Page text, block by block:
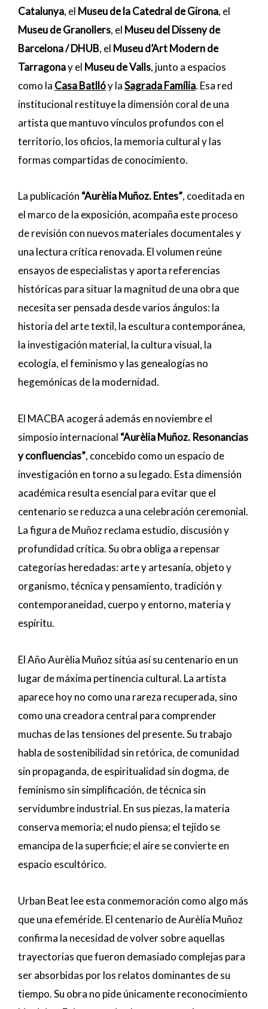
Catalunya, el Museu de la Catedral de Girona, el
Museu de Granollers, el Museu del Disseny de
Barcelona / DHUB, el Museu d’Art Modern de
Tarragonay el Museu de Valls, junto a espacios
como la Casa Batllóy laSagrada Família. Esa red
institucional restituye la dimensión coral de una
artista que mantuvo vínculos profundos con el
territorio, los oficios, la memoria cultural y las
formas compartidas de conocimiento.
La publicación “Aurèlia Muñoz. Entes”, coeditada en
el marco de la exposición, acompaña este proceso
de revisión con nuevos materiales documentales y
una lectura crítica renovada. El volumen reúne
ensayos de especialistas y aporta referencias
históricas para situar la magnitud de una obra que
necesita ser pensada desde varios ángulos: la
historia del arte textil, la escultura contemporánea,
la investigación material, la cultura visual, la
ecología, el feminismo y las genealogías no
hegemónicas de la modernidad.
El MACBA acogerá además en noviembre el
simposio internacional “Aurèlia Muñoz. Resonancias
y confluencias”, concebido como un espacio de
investigación en torno a su legado. Esta dimensión
académica resulta esencial para evitar que el
centenario se reduzca a una celebración ceremonial.
La figura de Muñoz reclama estudio, discusión y
profundidad crítica. Su obra obliga a repensar
categorías heredadas: arte y artesanía, objeto y
organismo, técnica y pensamiento, tradición y
contemporaneidad, cuerpo y entorno, materia y
espíritu.
El Año Aurèlia Muñoz sitúa así su centenario en un
lugar de máxima pertinencia cultural. La artista
aparece hoy no como una rareza recuperada, sino
como una creadora central para comprender
muchas de las tensiones del presente. Su trabajo
habla de sostenibilidad sin retórica, de comunidad
sin propaganda, de espiritualidad sin dogma, de
feminismo sin simplificación, de técnica sin
servidumbre industrial. En sus piezas, la materia
conserva memoria; el nudo piensa; el tejido se
emancipa de la superficie; el aire se convierte en
espacio escultórico.
Urban Beat lee esta conmemoración como algo más
que una efeméride. El centenario de Aurèlia Muñoz
confirma la necesidad de volver sobre aquellas
trayectorias que fueron demasiado complejas para
ser absorbidas por los relatos dominantes de su
tiempo. Su obra no pide únicamente reconocimiento